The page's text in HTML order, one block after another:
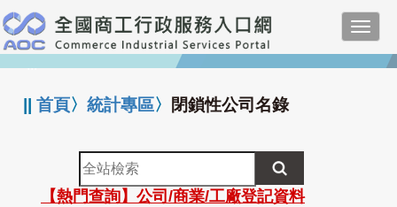
跳
到
主
要
:::
||首頁〉統計專區〉 閉鎖性公司名錄
全
站
檢
【熱門查詢】公司/商業/工廠登記資料